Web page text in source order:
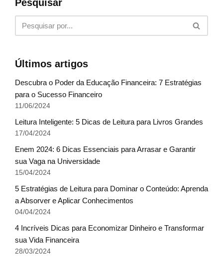
Pesquisar
Últimos artigos
Descubra o Poder da Educação Financeira: 7 Estratégias
para o Sucesso Financeiro
11/06/2024
Leitura Inteligente: 5 Dicas de Leitura para Livros Grandes
17/04/2024
Enem 2024: 6 Dicas Essenciais para Arrasar e Garantir
sua Vaga na Universidade
15/04/2024
5 Estratégias de Leitura para Dominar o Conteúdo: Aprenda
a Absorver e Aplicar Conhecimentos
04/04/2024
4 Incríveis Dicas para Economizar Dinheiro e Transformar
sua Vida Financeira
28/03/2024